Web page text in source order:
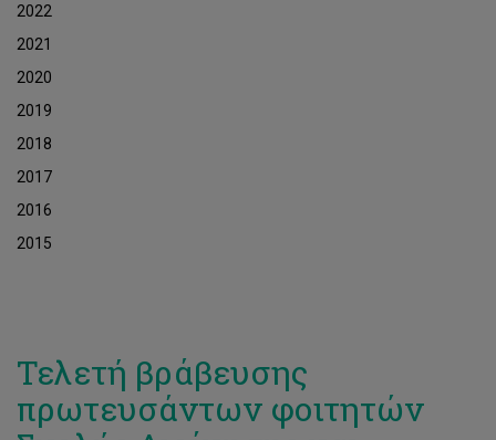
2022
2021
2020
2019
2018
2017
2016
2015
Τελετή βράβευσης
πρωτευσάντων φοιτητών